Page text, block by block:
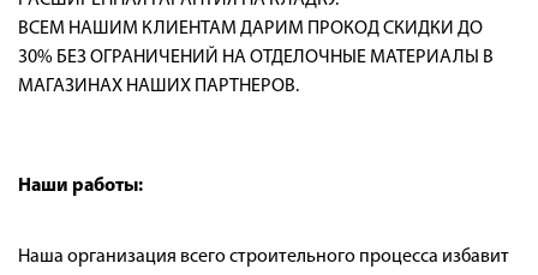
ВСЕМ НАШИМ КЛИЕНТАМ ДАРИМ ПРОКОД СКИДКИ ДО
30% БЕЗ ОГРАНИЧЕНИЙ НА ОТДЕЛОЧНЫЕ МАТЕРИАЛЫ В
МАГАЗИНАХ НАШИХ ПАРТНЕРОВ.
Наши работы:
Наша организация всего строительного процесса избавит